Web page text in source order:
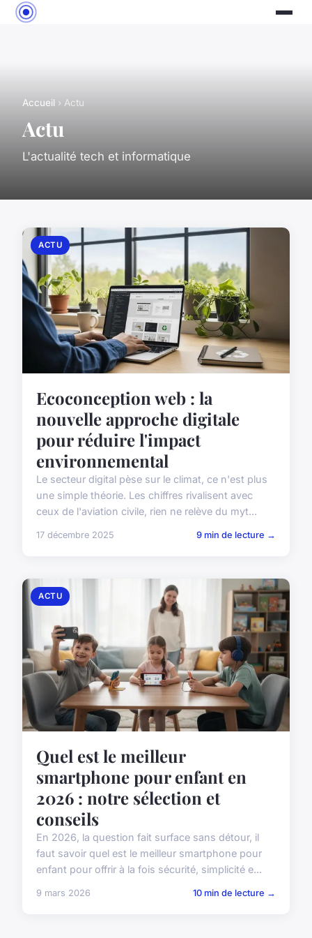
Accueil › Actu
Actu
L'actualité tech et informatique
ACTU
Ecoconception web : la
nouvelle approche digitale
pour réduire l'impact
environnemental
Le secteur digital pèse sur le climat, ce n'est plus
une simple théorie. Les chiffres rivalisent avec
ceux de l'aviation civile, rien ne relève du myt...
17 décembre 2025 9 min de lecture →
ACTU
Quel est le meilleur
smartphone pour enfant en
2026 : notre sélection et
conseils
En 2026, la question fait surface sans détour, il
faut savoir quel est le meilleur smartphone pour
enfant pour offrir à la fois sécurité, simplicité e...
9 mars 2026 10 min de lecture →